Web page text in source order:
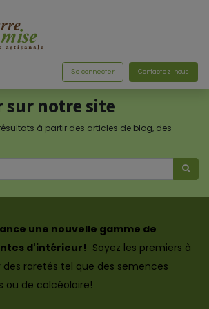
Se connecter Contactez-nous
sur notre site
à partir des articles de blog, des
une nouvelle gamme de
d'intérieur! Soyez les premiers à
raretés tel que des semences
ou de calcéolaire!